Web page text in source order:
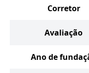
Corretor
Avaliação
Ano de